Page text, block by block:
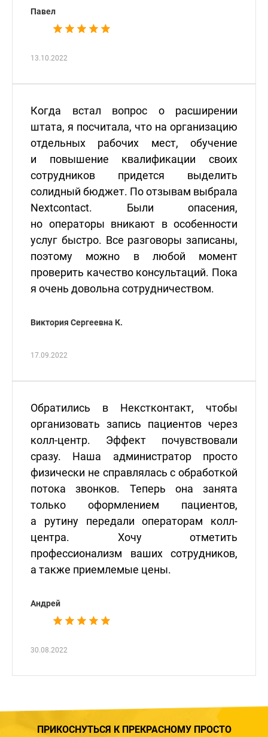
Павел
13.10.2022
Когда встал вопрос о расширении
штата, я посчитала, что на организацию
отдельных рабочих мест, обучение
и повышение квалификации своих
сотрудников придется выделить
солидный бюджет. По отзывам выбрала
Nextcontact. Были опасения,
но операторы вникают в особенности
услуг быстро. Все разговоры записаны,
поэтому можно в любой момент
проверить качество консультаций. Пока
я очень довольна сотрудничеством.
Виктория Сергеевна К.
17.09.2022
Обратились в Некстконтакт, чтобы
организовать запись пациентов через
колл-центр. Эффект почувствовали
сразу. Наша администратор просто
физически не справлялась с обработкой
потока звонков. Теперь она занята
только оформлением пациентов,
а рутину передали операторам колл-
центра. Хочу отметить
профессионализм ваших сотрудников,
а также приемлемые цены.
Андрей
30.08.2022
ПРИКОСНУТЬСЯ К ПРЕКРАСНОМУ ПРОСТО